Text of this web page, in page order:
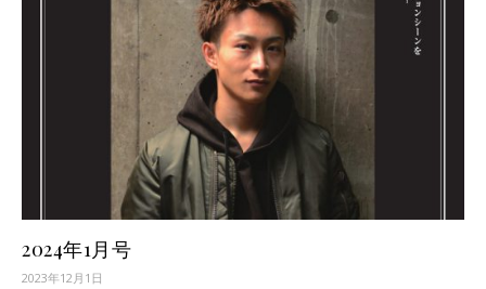
2024年1月号
2023年12月1日